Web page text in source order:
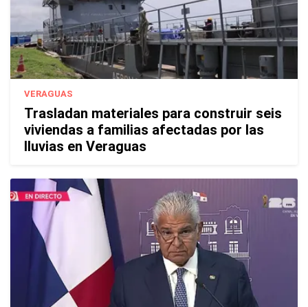
VERAGUAS
Trasladan materiales para construir seis
viviendas a familias afectadas por las
lluvias en Veraguas